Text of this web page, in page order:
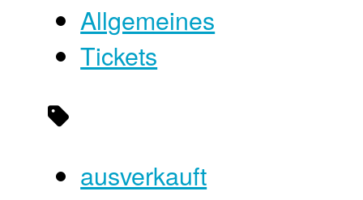
Allgemeines
Tickets
ausverkauft